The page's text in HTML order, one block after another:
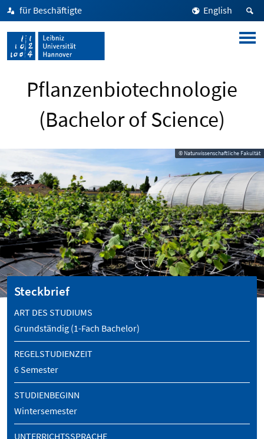
für Beschäftigte English
Pflanzenbiotechnologie
(Bachelor of Science)
© Naturwissenschaftliche Fakultät
Steckbrief
ART DES STUDIUMS
Grundständig (1-Fach Bachelor)
REGELSTUDIENZEIT
6 Semester
STUDIENBEGINN
Wintersemester
UNTERRICHTSSPRACHE